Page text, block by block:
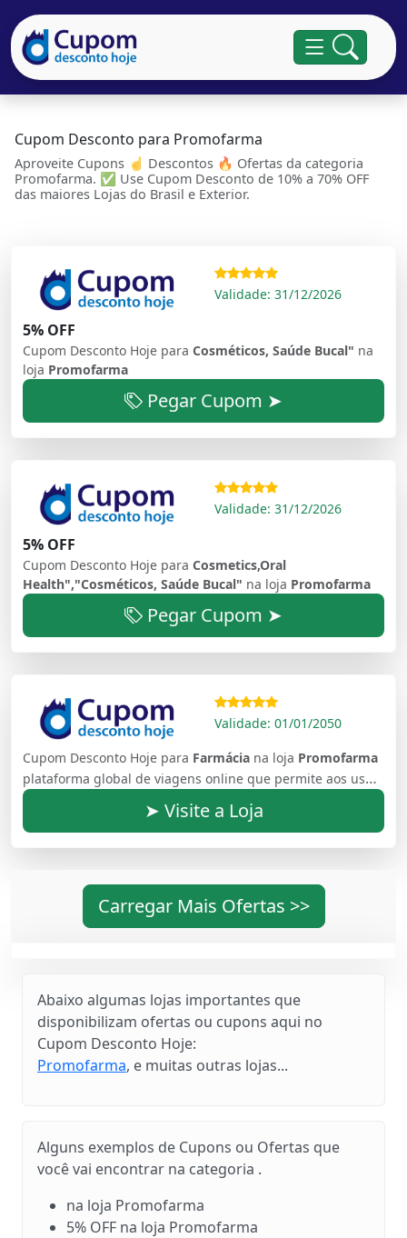
Cupom Desconto para Promofarma
Aproveite Cupons ☝ Descontos 🔥 Ofertas da categoria
Promofarma. ✅ Use Cupom Desconto de 10% a 70% OFF
das maiores Lojas do Brasil e Exterior.
Validade: 31/12/2026
5% OFF
Cupom Desconto Hoje para Cosméticos, Saúde Bucal" na
loja Promofarma
Pegar Cupom ➤
Validade: 31/12/2026
5% OFF
Cupom Desconto Hoje para Cosmetics,Oral
Health","Cosméticos, Saúde Bucal" na loja Promofarma
Pegar Cupom ➤
Validade: 01/01/2050
Cupom Desconto Hoje para Farmácia na loja Promofarma
plataforma global de viagens online que permite aos usuários reservar voos, hotéis, aluguel de carros, pacotes de férias e atividades, oferecendo preços competitivos e uma experiência de viagem completa por meio de seu site e aplicativo.
➤ Visite a Loja
Carregar Mais Ofertas >>
Abaixo algumas lojas importantes que
disponibilizam ofertas ou cupons aqui no
Cupom Desconto Hoje:
Promofarma, e muitas outras lojas...
Alguns exemplos de Cupons ou Ofertas que
você vai encontrar na categoria .
na loja Promofarma
5% OFF na loja Promofarma